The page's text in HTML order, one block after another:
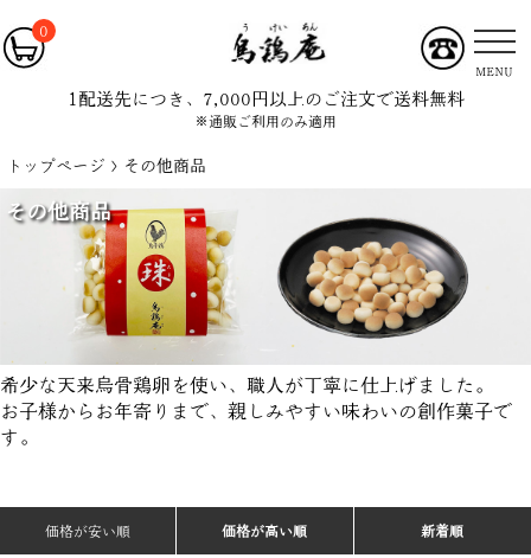
0
MENU
1配送先につき、7,000円以上のご注文で送料無料
※通販ご利用のみ適用
トップページ その他商品
その他商品
希少な天来烏骨鶏卵を使い、職人が丁寧に仕上げました。
お子様からお年寄りまで、親しみやすい味わいの創作菓子で
す。
価格が安い順 価格が高い順 新着順